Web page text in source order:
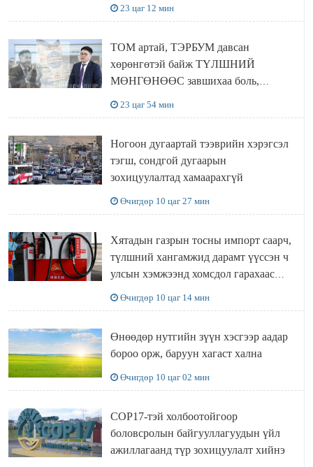
23 цаг 12 мин
ТОМ артай, ТЭРБУМ давсан
хөрөнгөтэй байж ТҮЛШНИЙ
МӨНГӨНӨӨС завшихаа боль,
23 цаг 54 мин
Ногоон дугаартай тээврийн хэрэгсэл
тэгш, сондгой дугаарын
зохицуулалтад хамаарахгүй
Өчигдөр 10 цаг 27 мин
Хятадын газрын тосны импорт саарч,
түлшний хангамжид дарамт үүссэн ч
улсын хэмжээнд хомсдол гарахаас
Өчигдөр 10 цаг 14 мин
Өнөөдөр нутгийн зүүн хэсгээр аадар
бороо орж, баруун хагаст хална
Өчигдөр 10 цаг 02 мин
COP17-тэй холбоотойгоор
боловсролын байгууллагуудын үйл
ажиллагаанд түр зохицуулалт хийнэ